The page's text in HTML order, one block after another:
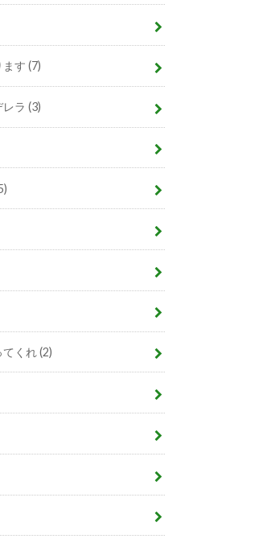
ます(7)
レラ(3)
てくれ(2)